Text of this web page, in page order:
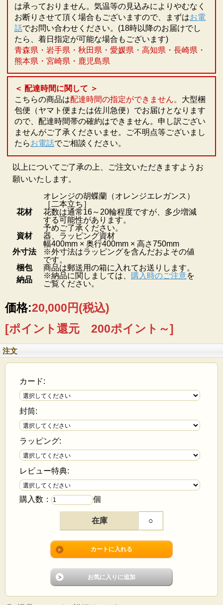
は承っておりません。気温等の見込みによりやむなく
お断りさせて頂く場合もございますので、まずはお電
話でお問い合わせください。(18時以降のお届けでし
たら、着日指定が可能な場合もございます)
青森県・岩手県・秋田県・愛媛県・高知県・長崎県・
熊本県・宮崎県・鹿児島県
＜ 配達時間に関して ＞
こちらの商品は配達時間の指定ができません。 大型梱
包便（ヤマト便または佐川急便）でお届けとなります
ので、配達時間帯の確約はできません。申し訳ござい
ませんがご了承くださいませ。ご不明点等ございまし
たらお電話でご相談ください。
以上についてご了承の上、ご注文いただきますようお
願いいたします。
花材
オレンジの胡蝶蘭（オレンジエレガンス）
［二本立ち］
花数は通常16～20輪程度ですが、多少増減
する可能性があります。
予めご了承ください。
資材
器、ラッピング資材
外寸法
幅400mm × 奥行400mm × 高さ750mm
※外寸法はラッピングを含んだおよその値
です。
梱包
商品は郵送用の箱に入れてお送りします。
納品
※納品に関しましては、 購入時のご注意を
ご覧ください。
価格:20,000円(税込)
[ポイント還元 200ポイント～]
注文
カード:
封筒:
ラッピング:
レビュー特典:
購入数： 個
在庫 ○